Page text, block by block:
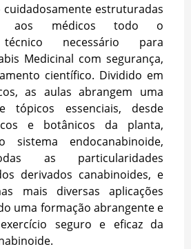
cuidadosamente estruturadas
aos médicos todo o
técnico necessário para
Medicinal com segurança,
científico. Dividido em
as aulas abrangem uma
tópicos essenciais, desde
e botânicos da planta,
sistema endocanabinoide,
as particularidades
derivados canabinoides, e
mais diversas aplicações
uma formação abrangente e
seguro e eficaz da